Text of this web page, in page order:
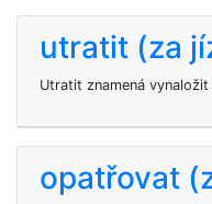
utratit (za
Utratit znamená
opatřovat